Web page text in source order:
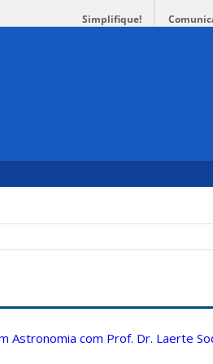
Simplifique!
Astronomia com Prof. Dr. Laerte